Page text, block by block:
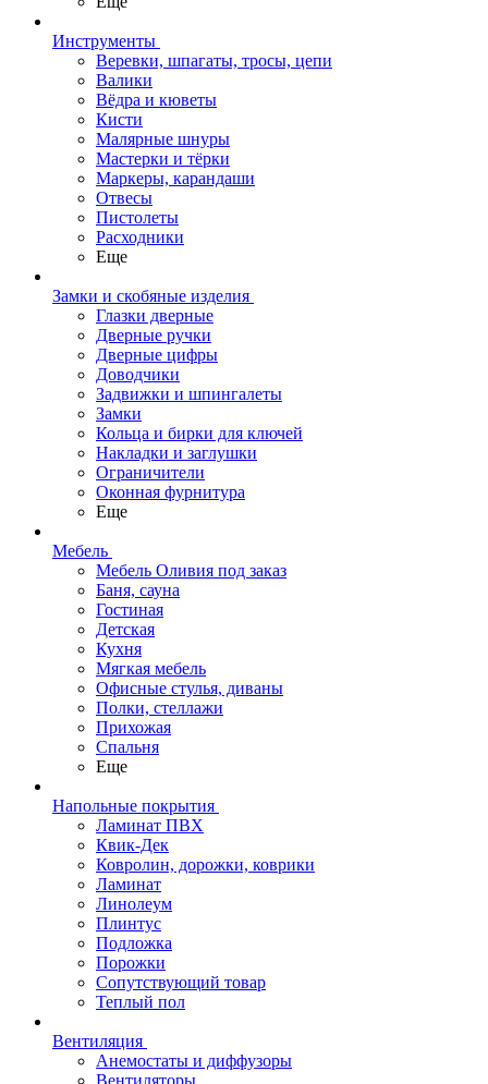
Инструменты
Веревки, шпагаты, тросы, цепи
Валики
Вёдра и кюветы
Кисти
Малярные шнуры
Мастерки и тёрки
Маркеры, карандаши
Отвесы
Пистолеты
Расходники
Еще
Замки и скобяные изделия
Глазки дверные
Дверные ручки
Дверные цифры
Доводчики
Задвижки и шпингалеты
Замки
Кольца и бирки для ключей
Накладки и заглушки
Ограничители
Оконная фурнитура
Еще
Мебель
Мебель Оливия под заказ
Баня, сауна
Гостиная
Детская
Кухня
Мягкая мебель
Офисные стулья, диваны
Полки, стеллажи
Прихожая
Спальня
Еще
Напольные покрытия
Ламинат ПВХ
Квик-Дек
Ковролин, дорожки, коврики
Ламинат
Линолеум
Плинтус
Подложка
Порожки
Сопутствующий товар
Теплый пол
Вентиляция
Анемостаты и диффузоры
Вентиляторы